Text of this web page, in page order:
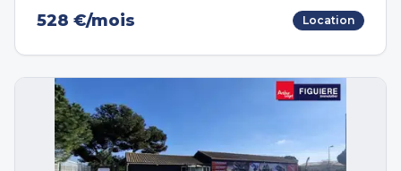
528 €/mois Location